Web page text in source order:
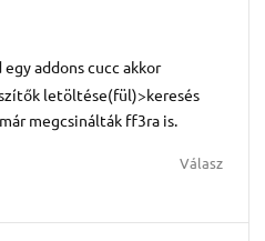
egy addons cucc akkor
letöltése(fül)>keresés
megcsinálták ff3ra is.
Válasz